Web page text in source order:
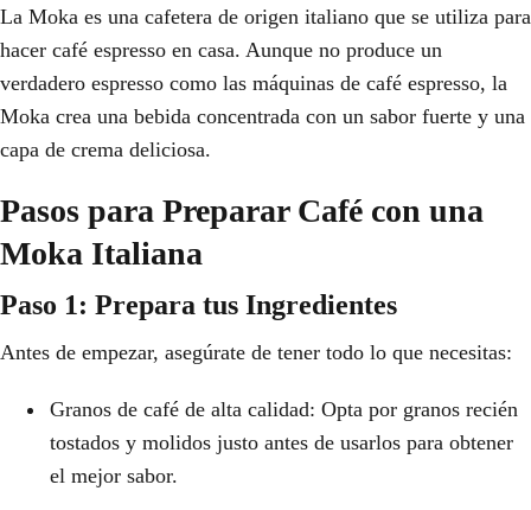
La Moka es una cafetera de origen italiano que se utiliza para
hacer café espresso en casa. Aunque no produce un
verdadero espresso como las máquinas de café espresso, la
Moka crea una bebida concentrada con un sabor fuerte y una
capa de crema deliciosa.
Pasos para Preparar Café con una
Moka Italiana
Paso 1: Prepara tus Ingredientes
Antes de empezar, asegúrate de tener todo lo que necesitas:
Granos de café de alta calidad: Opta por granos recién
tostados y molidos justo antes de usarlos para obtener
el mejor sabor.